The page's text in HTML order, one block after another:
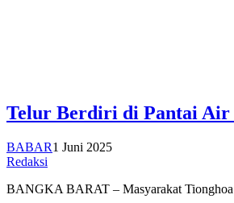
Telur Berdiri di Pantai Air
BABAR1 Juni 2025
Redaksi
BANGKA BARAT – Masyarakat Tionghoa